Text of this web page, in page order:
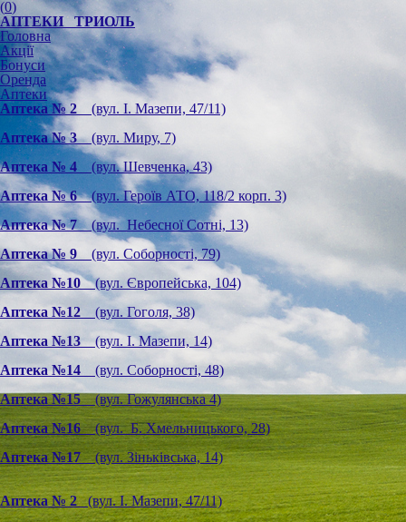
(0)
АПТЕКИ ТРИОЛЬ
Головна
Акції
Бонуси
Оренда
Аптеки
Аптека № 2
(вул. І. Мазепи, 47/11)
Аптека № 3 (вул. Миру, 7)
Аптека № 4
(вул. Шевченка, 43)
Аптека № 6 (вул. Героїв АТО, 118/2 корп. 3)
Аптека № 7 (вул. Небесної Сотні, 13)
Аптека № 9
(вул. Соборності, 79)
Аптека №10 (вул. Європейська, 104)
Аптека №12
(вул. Гоголя, 38)
Аптека №13 (вул. І. Мазепи, 14)
Аптека №14
(вул. Соборності, 48)
Аптека №15 (вул. Гожулянська 4)
Аптека №16 (вул. Б. Хмельницького, 28)
Аптека №17 (вул. Зіньківська, 14)
Аптека № 2(вул. І. Мазепи, 47/11)